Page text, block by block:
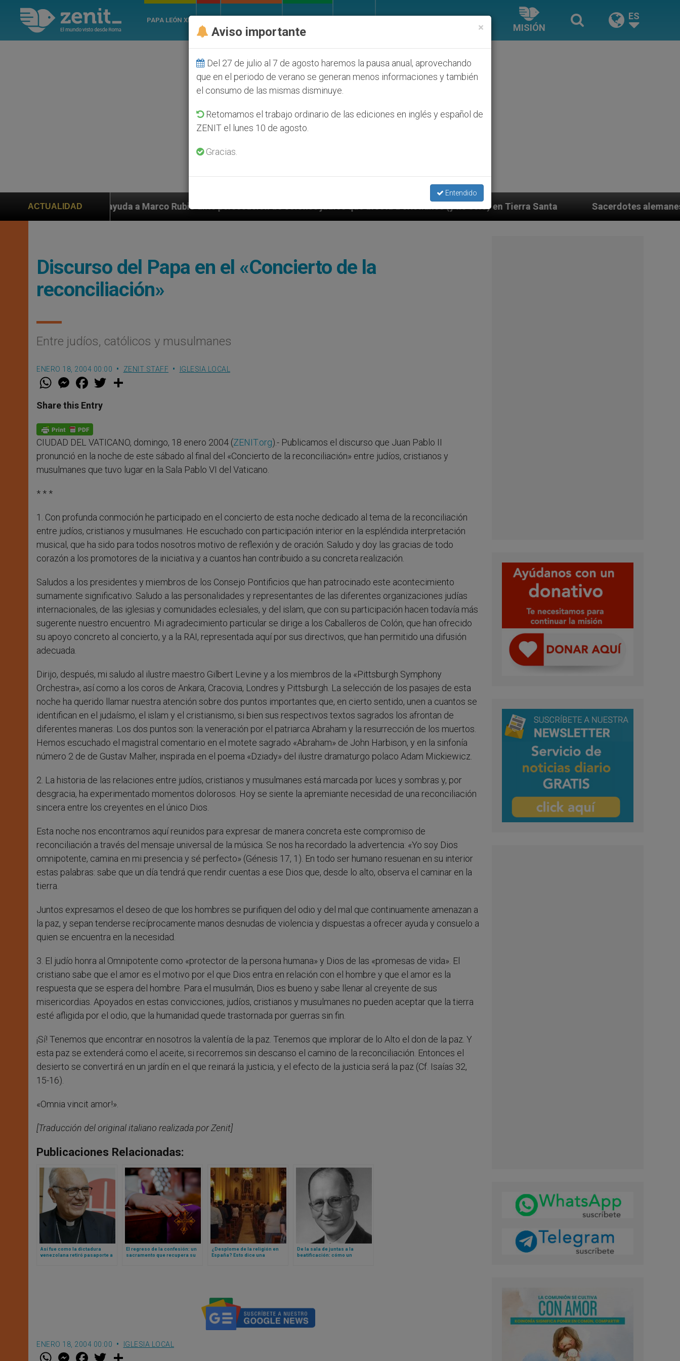
PAPA LEÓN XIV
MISIÓN
ES
ACTUALIDAD
ayuda a Marco Rubio ante persecución de colonos judíos que afecta a cristianos (y no sólo) en Tierra Santa Sacerdotes alemanes fieles al Papa
Discurso del Papa en el «Concierto de la
reconciliación»
Entre judíos, católicos y musulmanes
ENERO 18, 2004 00:00 ZENIT STAFF IGLESIA LOCAL
W
t
s
p
p
M
e
s
e
g
e
r
F
a
e
b
o
k
w
Share this Entry
CIUDAD DEL VATICANO, domingo, 18 enero 2004 (ZENIT.org).- Publicamos el discurso que Juan Pablo II
pronunció en la noche de este sábado al final del «Concierto de la reconciliación» entre judíos, cristianos y
musulmanes que tuvo lugar en la Sala Pablo VI del Vaticano.
* * *
1. Con profunda conmoción he participado en el concierto de esta noche dedicado al tema de la reconciliación
entre judíos, cristianos y musulmanes. He escuchado con participación interior en la espléndida interpretación
musical, que ha sido para todos nosotros motivo de reflexión y de oración. Saludo y doy las gracias de todo
corazón a los promotores de la iniciativa y a cuantos han contribuido a su concreta realización.
Saludos a los presidentes y miembros de los Consejo Pontificios que han patrocinado este acontecimiento
sumamente significativo. Saludo a las personalidades y representantes de las diferentes organizaciones judías
internacionales, de las iglesias y comunidades eclesiales, y del islam, que con su participación hacen todavía más
sugerente nuestro encuentro. Mi agradecimiento particular se dirige a los Caballeros de Colón, que han ofrecido
su apoyo concreto al concierto, y a la RAI, representada aquí por sus directivos, que han permitido una difusión
adecuada.
Dirijo, después, mi saludo al ilustre maestro Gilbert Levine y a los miembros de la «Pittsburgh Symphony
Orchestra», así como a los coros de Ankara, Cracovia, Londres y Pittsburgh. La selección de los pasajes de esta
noche ha querido llamar nuestra atención sobre dos puntos importantes que, en cierto sentido, unen a cuantos se
identifican en el judaísmo, el islam y el cristianismo, si bien sus respectivos textos sagrados los afrontan de
diferentes maneras. Los dos puntos son: la veneración por el patriarca Abraham y la resurrección de los muertos.
Hemos escuchado el magistral comentario en el motete sagrado «Abraham» de John Harbison, y en la sinfonía
número 2 de de Gustav Malher, inspirada en el poema «Dziady» del ilustre dramaturgo polaco Adam Mickiewicz.
2. La historia de las relaciones entre judíos, cristianos y musulmanes está marcada por luces y sombras y, por
desgracia, ha experimentado momentos dolorosos. Hoy se siente la apremiante necesidad de una reconciliación
sincera entre los creyentes en el único Dios.
Esta noche nos encontramos aquí reunidos para expresar de manera concreta este compromiso de
reconciliación a través del mensaje universal de la música. Se nos ha recordado la advertencia: «Yo soy Dios
omnipotente, camina en mi presencia y sé perfecto» (Génesis 17, 1). En todo ser humano resuenan en su interior
estas palabras: sabe que un día tendrá que rendir cuentas a ese Dios que, desde lo alto, observa el caminar en la
tierra.
Juntos expresamos el deseo de que los hombres se purifiquen del odio y del mal que continuamente amenazan a
la paz, y sepan tenderse recíprocamente manos desnudas de violencia y dispuestas a ofrecer ayuda y consuelo a
quien se encuentra en la necesidad.
3. El judío honra al Omnipotente como «protector de la persona humana» y Dios de las «promesas de vida». El
cristiano sabe que el amor es el motivo por el que Dios entra en relación con el hombre y que el amor es la
respuesta que se espera del hombre. Para el musulmán, Dios es bueno y sabe llenar al creyente de sus
misericordias. Apoyados en estas convicciones, judíos, cristianos y musulmanes no pueden aceptar que la tierra
esté afligida por el odio, que la humanidad quede trastornada por guerras sin fin.
¡Sí! Tenemos que encontrar en nosotros la valentía de la paz. Tenemos que implorar de lo Alto el don de la paz. Y
esta paz se extenderá como el aceite, si recorremos sin descanso el camino de la reconciliación. Entonces el
desierto se convertirá en un jardín en el que reinará la justicia, y el efecto de la justicia será la paz (Cf. Isaías 32,
15-16).
«Omnia vincit amor!».
[Traducción del original italiano realizada por Zenit]
Publicaciones Relacionadas:
Así fue como la dictadura
venezolana retiró pasaporte a
El regreso de la confesión: un
sacramento que recupera su
¿Desplome de la religión en
España? Esto dice una
De la sala de juntas a la
beatificación: cómo un
ENERO 18, 2004 00:00 IGLESIA LOCAL
W M F
×
Aviso importante
Del 27 de julio al 7 de agosto haremos la pausa anual, aprovechando
que en el periodo de verano se generan menos informaciones y también
el consumo de las mismas disminuye.
Retomamos el trabajo ordinario de las ediciones en inglés y español de
ZENIT el lunes 10 de agosto.
Gracias.
Entendido